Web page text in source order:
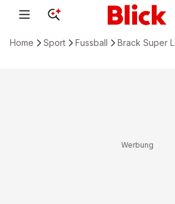
Home Sport Fussball Brack Super